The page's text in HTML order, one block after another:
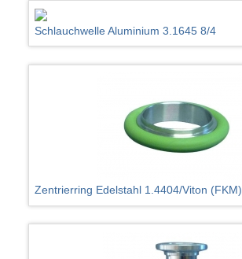
Schlauchwelle Aluminium 3.1645 8/4
Zentrierring Edelstahl 1.4404/Viton (FKM)